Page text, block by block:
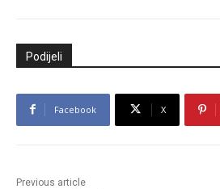
Podijeli
Facebook X
Previous article